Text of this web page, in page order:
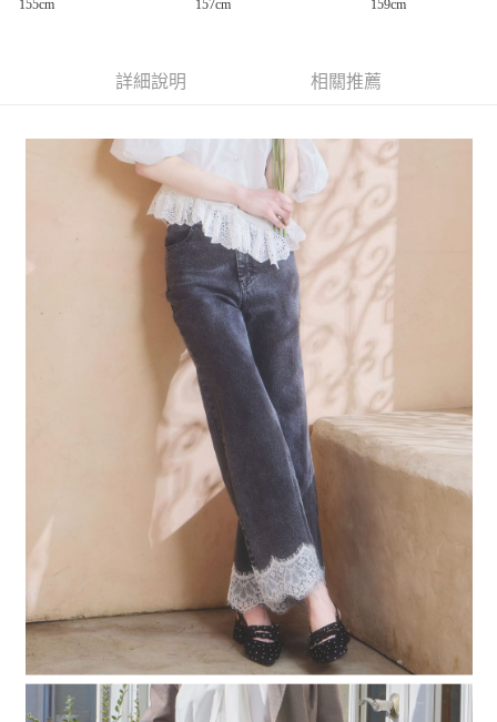
2.付款方式選擇「大哥付你分期」，訂單成立後會自動跳轉到大哥付的交易
3.實際核准額度、可分期數及費用金額請依後續交易確認頁面所載為準。
4.訂單成立30分鐘內，如未前往確認交易或遇審核未通過，訂單將自動取
【繳款方式說明】
1.分期款項不併入電信帳單，「大哥付你分期」於每月結算日後寄送繳費提
2.透過簡訊連結打開帳單後，可選擇「超商條碼／台灣大直營門市／銀行轉
帳／街口支付／iPASS MONEY」等通路繳費。
1.本服務係由「台灣大哥大股份有限公司」（以下簡稱本公司）所提供，讓
用戶於交易時，得透過本服務購買商品或服務，並由商店將買賣／分期付款
買賣價金債權讓與本公司後，依約使用本公司帳單繳交帳款。
2.基於同意付款使用「大哥付你分期」之契約關係目的，商店將以您的個人
資料（包含姓名、電話或地址）提供予台灣大哥大進項蒐集、處理及利用，
由本公司與您本人進行分期帳單所需資料之確認、核對及更正。
3.完整用戶服務條款，請詳閱以下連結：
https://oppay.tw/userRule
３．安心：先確認商品／服務後，再付款。
【「AFTEE先享後付」結帳流程】
１．於結帳方式選擇「AFTEE先享後付」後，將跳轉至「AFTEE先享後付」
結帳頁面，進行簡訊認證並確認金額後，即可完成結帳。
２．訂單成立數日內，您將收到繳費通知簡訊。
３．收到繳費通知簡訊後14天內，點擊此簡訊中的連結，可透過四大超商／
ATM／網路銀行／等多元方式進行付款，方視為交易完成。
※ 請注意：結帳手續完成當下不需立刻繳費，但若您需要取消訂單，請聯絡
購買商品的店家。未經商家同意取消之訂單仍視為有效，需透過AFTEE先享
※ 交易是否成功請以「AFTEE先享後付 」之結帳頁面顯示為準，若有關於
是否繳費成功／繳費後需取消欲退款等相關疑問，請聯繫「AFTEE先享後付
https://netprotections.freshdesk.com/support/home
１．透過由恩沛科技股份有限公司提供之「AFTEE先享後付」服務完成之交
易，需依本服務之必要範圍內提供個人資料，並將交易相關給付款項請求債
權轉讓予恩沛科技股份有限公司。
２．關於個人資料處理事宜，請瀏覽以下網址：https://aftee.tw/terms/#terms3
３．未成年的使用者請事先徵得法定代理人或監護人之同意方可使用
「AFTEE先享後付」，若未經同意申辦者引起之損失，本公司不負相關責
４．使用「AFTEE先享後付」時，將依據個別帳號之用戶狀況，依本公司即
時審查核予不同之上限額度；若仍有額度不足之情形，本公司將視審查結果
請求用戶進行身份認證。
５．嚴禁一人註冊多個帳號或使用他人資訊註冊。若發現惡意使用之情形，
恩沛科技股份有限公司將有權停止該用戶之使用額度並採取法律行動。
每筆NT$80，滿NT$888(含以上)免運費
付款後 全家取貨
每筆NT$80，滿NT$888(含以上)免運費
每筆NT$80，滿NT$1,500(含以上)免運費
付款後 7-11取貨
每筆NT$80，滿NT$1,500(含以上)免運費
每筆NT$80，滿NT$1,500(含以上)免運費
155cm
157cm
159cm
詳細說明 相關推薦